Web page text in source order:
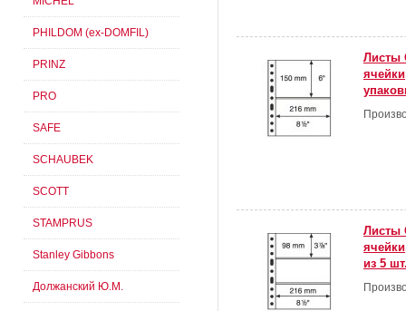
Листы
Листы
из 5
PHILDOM (ex-DOMFIL)
PRINZ
PRO
SAFE
SCHAUBEK
SCOTT
STAMPRUS
Stanley Gibbons
Должанский Ю.М.